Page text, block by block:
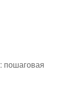
пошаговая